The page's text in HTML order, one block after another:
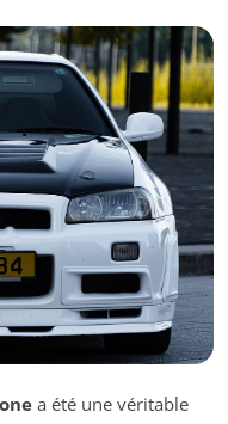
a été une véritable